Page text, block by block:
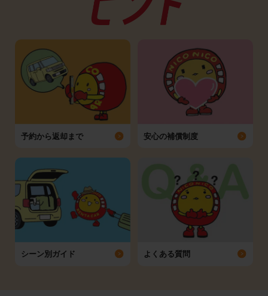
予約から返却まで 安心の補償制度
シーン別ガイド よくある質問